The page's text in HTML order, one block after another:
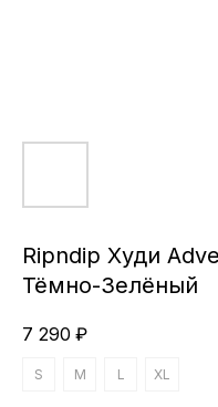
Ripndip Худи
Тёмно-Зелёный
7 290 ₽
S M L XL